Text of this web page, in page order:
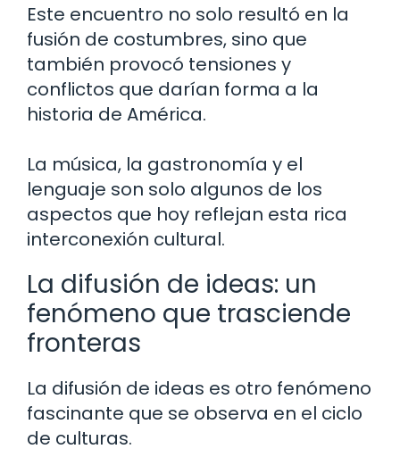
Este encuentro no solo resultó en la
fusión de costumbres, sino que
también provocó tensiones y
conflictos que darían forma a la
historia de América.
La música, la gastronomía y el
lenguaje son solo algunos de los
aspectos que hoy reflejan esta rica
interconexión cultural.
La difusión de ideas: un
fenómeno que trasciende
fronteras
La difusión de ideas es otro fenómeno
fascinante que se observa en el ciclo
de culturas.